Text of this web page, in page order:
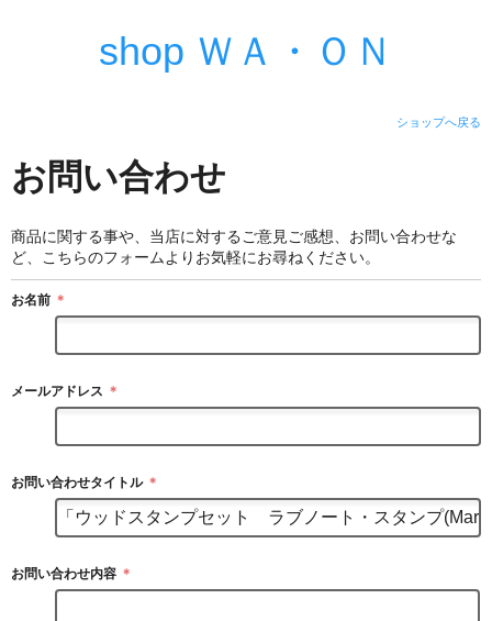
shop ＷＡ・ＯＮ
ショップへ戻る
お問い合わせ
商品に関する事や、当店に対するご意見ご感想、お問い合わせな
ど、こちらのフォームよりお気軽にお尋ねください。
お名前 ＊
メールアドレス ＊
お問い合わせタイトル ＊
お問い合わせ内容 ＊